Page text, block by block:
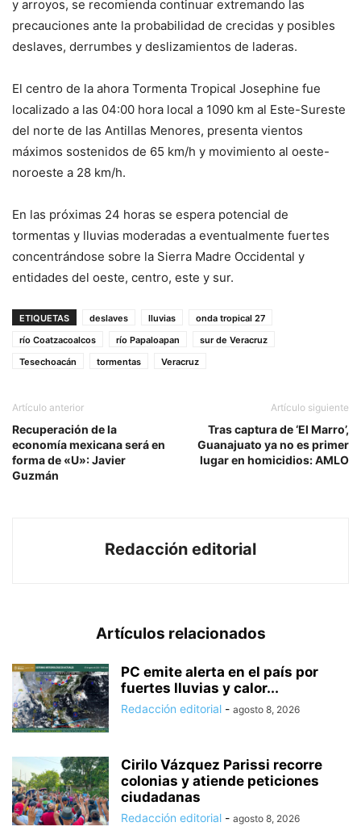
y arroyos, se recomienda continuar extremando las
precauciones ante la probabilidad de crecidas y posibles
deslaves, derrumbes y deslizamientos de laderas.
El centro de la ahora Tormenta Tropical Josephine fue
localizado a las 04:00 hora local a 1090 km al Este-Sureste
del norte de las Antillas Menores, presenta vientos
máximos sostenidos de 65 km/h y movimiento al oeste-
noroeste a 28 km/h.
En las próximas 24 horas se espera potencial de
tormentas y lluvias moderadas a eventualmente fuertes
concentrándose sobre la Sierra Madre Occidental y
entidades del oeste, centro, este y sur.
ETIQUETAS deslaves lluvias
onda tropical 27
río Coatzacoalcos
río Papaloapan
sur de Veracruz
Tesechoacán
tormentas Veracruz
Artículo anterior
Recuperación de la
economía mexicana será en
forma de «U»: Javier
Guzmán
Artículo siguiente
Tras captura de ‘El Marro’,
Guanajuato ya no es primer
lugar en homicidios: AMLO
Redacción editorial
Artículos relacionados
PC emite alerta en el país por
fuertes lluvias y calor...
Redacción editorial - agosto 8, 2026
Cirilo Vázquez Parissi recorre
colonias y atiende peticiones
ciudadanas
Redacción editorial - agosto 8, 2026